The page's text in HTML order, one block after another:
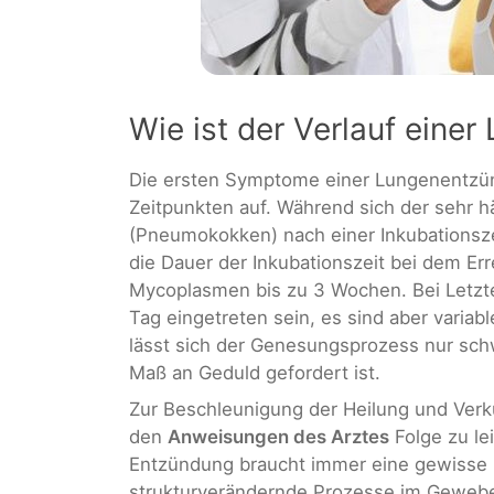
Wie ist der Verlauf einer
Die ersten Symptome einer
Zeitpunkten auf. Während sich der sehr
(Pneumokokken) nach einer
die Dauer der Inkubationszeit bei dem
Mycoplasmen bis zu 3 Wochen. Bei
Tag eingetreten sein, es sind aber
lässt sich der Genesungsprozess nur
Maß an Geduld gefordert ist.
Zur Beschleunigung der Heilung und
den Anweisungen des Arztes Folge zu
Entzündung braucht immer eine